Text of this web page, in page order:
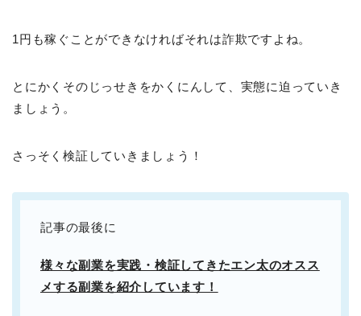
1円も稼ぐことができなければそれは詐欺ですよね。
とにかくそのじっせきをかくにんして、実態に迫っていき
ましょう。
さっそく検証していきましょう！
記事の最後に
様々な副業を実践・検証してきたエン太のオスス
メする副業を紹介しています！